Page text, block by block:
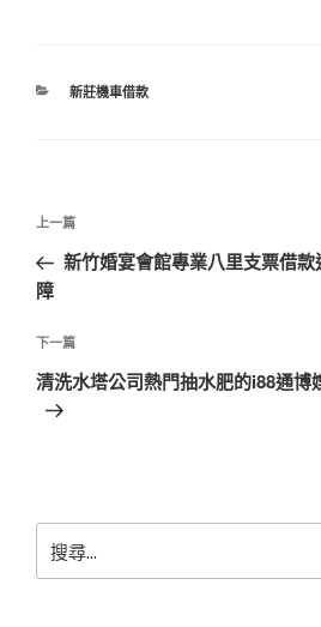
分
新莊機車借款
文
導
覽
上
一
篇
章
上一篇
新竹婚宴會館專業八里支票借
障
下
一
篇
下一篇
清洗水塔公司熱門抽水肥的i88通博
尋